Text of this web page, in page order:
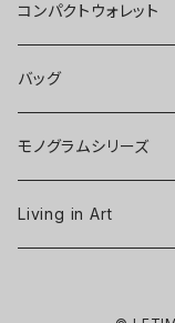
コンパクトウォレット
バッグ
モノグラムシリーズ
Living in Art